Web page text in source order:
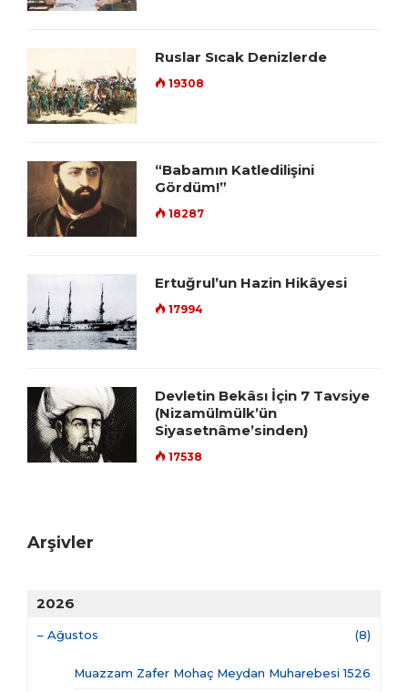
Ruslar Sıcak Denizlerde
19308
“Babamın Katledilişini
Gördüm!”
18287
Ertuğrul’un Hazin Hikâyesi
17994
Devletin Bekâsı İçin 7 Tavsiye
(Nizamülmülk’ün
Siyasetnâme’sinden)
17538
Arşivler
2026
– Ağustos (8)
Muazzam Zafer Mohaç Meydan Muharebesi 1526